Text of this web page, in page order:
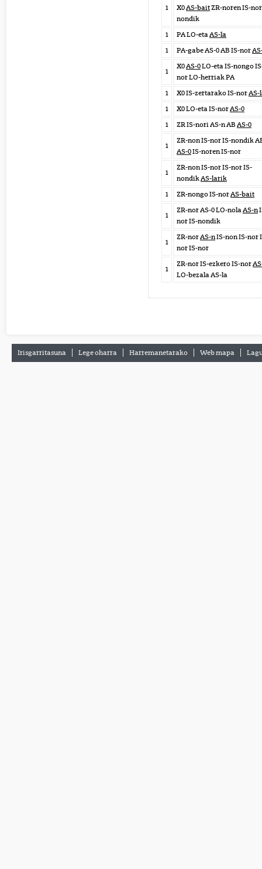
1
X0AS-baitZR-noren IS-
nondik
1
PA LO-etaAS-la
1
PA-gabe AS-0 AB IS-nor
1
X0AS-0LO-eta IS-nongo
nor LO-herriak PA
1
X0 IS-zertarako IS-norAS-
1
X0 LO-eta IS-norAS-0
1
ZR IS-nori AS-n AB AS-0
1
ZR-non IS-nor IS-nondik
AS-0IS-noren IS-nor
1
ZR-non IS-nor IS-nor IS-
nondikAS-larik
1
ZR-nongo IS-norAS-bait
1
ZR-nor AS-0 LO-nolaAS-n
nor IS-nondik
1
ZR-norAS-nIS-non IS-nor
nor IS-nor
1
ZR-nor IS-ezkero IS-nor
LO-bezala AS-la
Irisgarritasuna Lege oharra Harremanetarako Web mapa